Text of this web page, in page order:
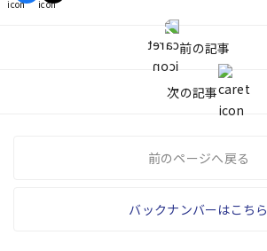
前の記事
次の記事
前のページへ戻る
バックナンバーはこちら